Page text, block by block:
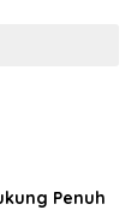
Penuh